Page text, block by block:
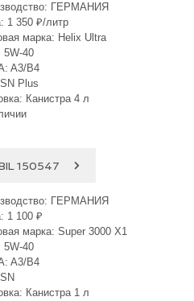
ГЕРМАНИЯ
1 350 ₽/литр
марка: Helix Ultra
5W-40
A3/B4
Plus
Канистра 4 л
150547
ГЕРМАНИЯ
1 100 ₽
марка: Super 3000 X1
5W-40
A3/B4
Канистра 1 л